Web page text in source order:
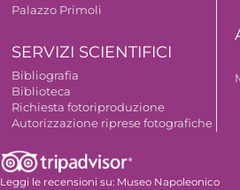
Palazzo Primoli
SERVIZI SCIENTIFICI
Bibliografia
Biblioteca
Richiesta fotoriproduzione
Autorizzazione riprese fotografiche
Leggi le recensioni su: Museo Napoleonico